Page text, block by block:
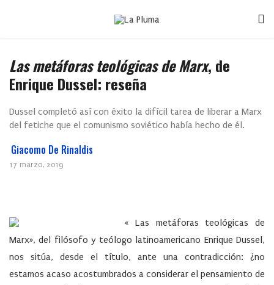
Las metáforas teológicas de Marx, de
Enrique Dussel: reseña
Dussel completó así con éxito la difícil tarea de liberar a Marx
del fetiche que el comunismo soviético había hecho de él.
Giacomo De Rinaldis
17 marzo, 2019
« Las metáforas teológicas de
Marx», del filósofo y teólogo latinoamericano Enrique Dussel,
nos sitúa, desde el título, ante una contradicción: ¿no
estamos acaso acostumbrados a considerar el pensamiento de